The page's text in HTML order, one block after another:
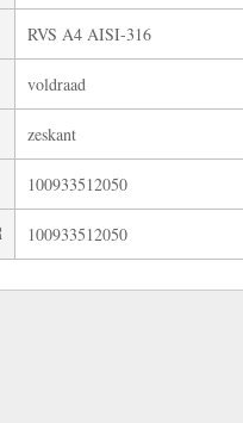
RVS A4 AISI-316
voldraad
zeskant
100933512050
100933512050